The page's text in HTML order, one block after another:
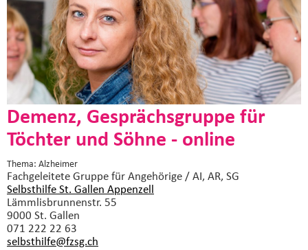
Demenz, Gesprächsgruppe für
Töchter und Söhne - online
Thema: Alzheimer
Fachgeleitete Gruppefür Angehörige / AI, AR, SG
Selbsthilfe St. Gallen Appenzell
Lämmlisbrunnenstr. 55
9000 St. Gallen
071 222 22 63
selbsthilfe@fzsg.ch